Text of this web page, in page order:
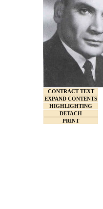
CONTRACT TEXT
EXPAND CONTENTS
HIGHLIGHTING
DETACH
PRINT